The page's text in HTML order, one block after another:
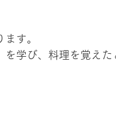
す。
学び、料理を覚えた